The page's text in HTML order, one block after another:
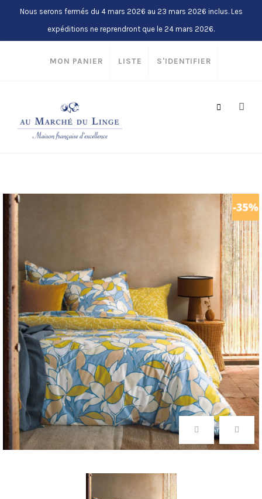
Nous serons fermés du 4 mars 2026 au 23 mars 2026 inclus. Les
expéditions ne reprendront que le 24 mars 2026.
MON PANIER LISTE S'IDENTIFIER